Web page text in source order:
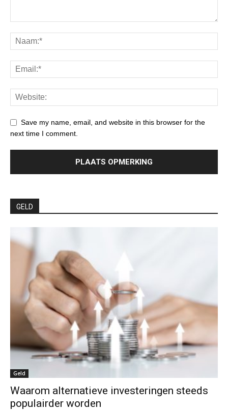
Save my name, email, and website in this browser for the
next time I comment.
GELD
Geld
Waarom alternatieve investeringen steeds
populairder worden